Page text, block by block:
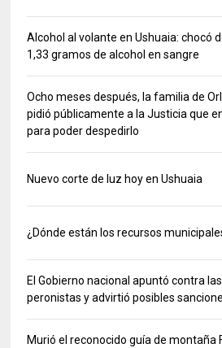
Alcohol al volante en Ushuaia: chocó
1,33 gramos de alcohol en sangre
Ocho meses después, la familia de
pidió públicamente a la Justicia que
para poder despedirlo
Nuevo corte de luz hoy en Ushuaia
¿Dónde están los recursos
El Gobierno nacional apuntó contra
peronistas y advirtió posibles
Murió el reconocido guía de montaña